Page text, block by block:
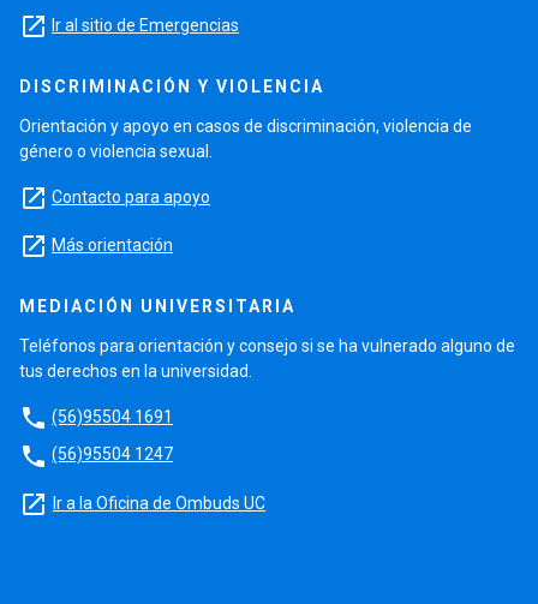
launch Ir al sitio de Emergencias
DISCRIMINACIÓN Y VIOLENCIA
Orientación y apoyo en casos de discriminación, violencia de
género o violencia sexual.
launch Contacto para apoyo
launch Más orientación
MEDIACIÓN UNIVERSITARIA
Teléfonos para orientación y consejo si se ha vulnerado alguno de
tus derechos en la universidad.
phone (56)95504 1691
phone (56)95504 1247
launch Ir a la Oficina de Ombuds UC